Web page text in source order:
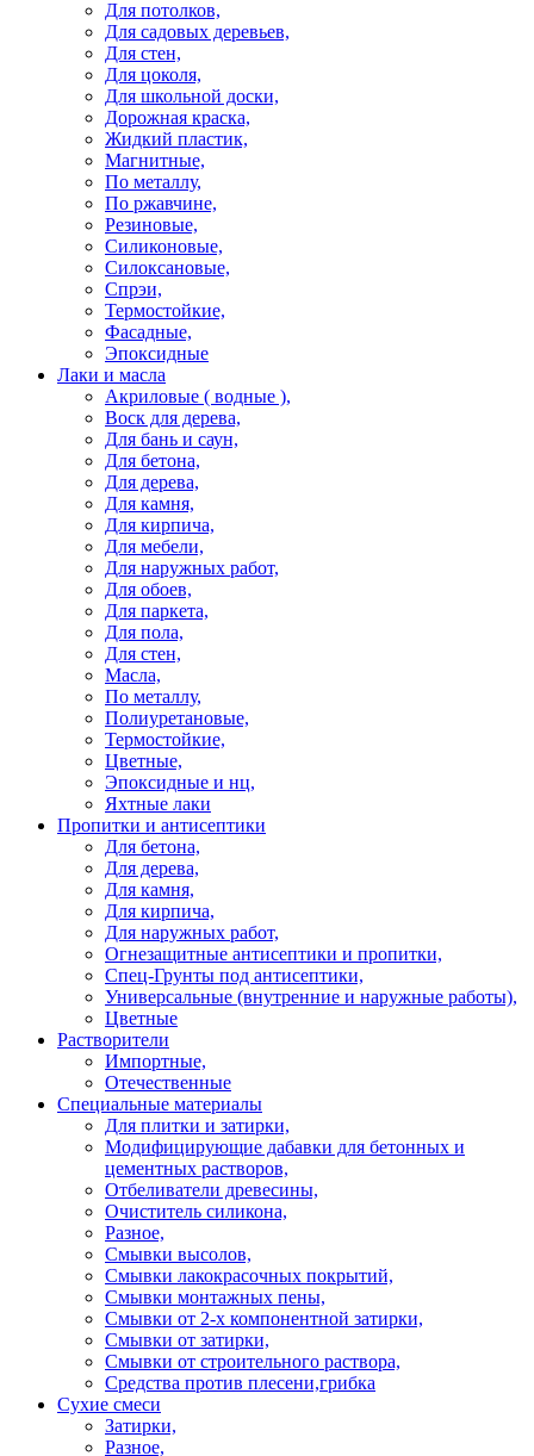
Для потолков,
Для садовых деревьев,
Для стен,
Для цоколя,
Для школьной доски,
Дорожная краска,
Жидкий пластик,
Магнитные,
По металлу,
По ржавчине,
Резиновые,
Силиконовые,
Силоксановые,
Спрэи,
Термостойкие,
Фасадные,
Эпоксидные
Лаки и масла
Акриловые ( водные ),
Воск для дерева,
Для бань и саун,
Для бетона,
Для дерева,
Для камня,
Для кирпича,
Для мебели,
Для наружных работ,
Для обоев,
Для паркета,
Для пола,
Для стен,
Масла,
По металлу,
Полиуретановые,
Термостойкие,
Цветные,
Эпоксидные и нц,
Яхтные лаки
Пропитки и антисептики
Для бетона,
Для дерева,
Для камня,
Для кирпича,
Для наружных работ,
Огнезащитные антисептики и пропитки,
Спец-Грунты под антисептики,
Универсальные (внутренние и наружные работы),
Цветные
Растворители
Импортные,
Отечественные
Специальные материалы
Для плитки и затирки,
Модифицирующие дабавки для бетонных и
цементных растворов,
Отбеливатели древесины,
Очиститель силикона,
Разное,
Смывки высолов,
Смывки лакокрасочных покрытий,
Смывки монтажных пены,
Смывки от 2-х компонентной затирки,
Смывки от затирки,
Смывки от строительного раствора,
Средства против плесени,грибка
Сухие смеси
Затирки,
Разное,